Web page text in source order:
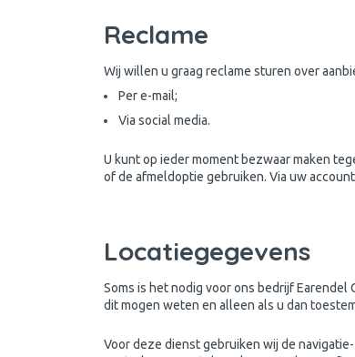
Reclame
Wij willen u graag reclame sturen over
Per e-mail;
Via social media.
U kunt op ieder moment bezwaar maken
of de afmeldoptie gebruiken. Via uw
Locatiegegevens
Soms is het nodig voor ons bedrijf
dit mogen weten en alleen als u dan
Voor deze dienst gebruiken wij de